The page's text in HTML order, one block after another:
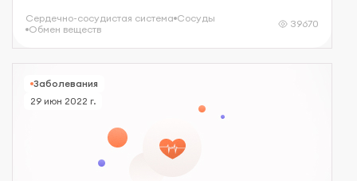
Сердечно-сосудистая система Сосуды
Обмен веществ
39670
Заболевания
29 июн 2022 г.